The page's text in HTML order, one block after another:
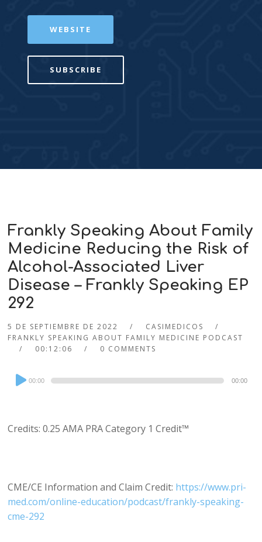
WEBSITE
SUBSCRIBE
Frankly Speaking About Family
Medicine Reducing the Risk of
Alcohol-Associated Liver
Disease – Frankly Speaking EP
292
5 DE SEPTIEMBRE DE 2022
CASIMEDICOS
FRANKLY SPEAKING ABOUT FAMILY MEDICINE PODCAST
00:12:06
0 COMMENTS
Audio
Player
00:00 00:00
Credits: 0.25 AMA PRA Category 1 Credit™
CME/CE Information and Claim Credit: https://www.pri-
med.com/online-education/podcast/frankly-speaking-
cme-292